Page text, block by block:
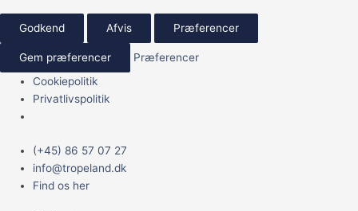
Godkend Afvis Præferencer
Gem præferencer
Præferencer
Cookiepolitik
Privatlivspolitik
(+45) 86 57 07 27
info@tropeland.dk
Find os her
Main
Menu